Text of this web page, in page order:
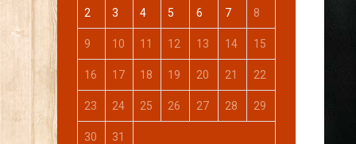
2 3 4 5 6 7 8
9 10 11 12 13 14 15
16 17 18 19 20 21 22
23 24 25 26 27 28 29
30 31